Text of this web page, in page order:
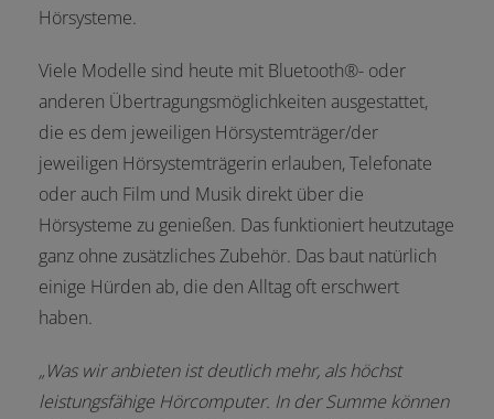
Hörsysteme.
Viele Modelle sind heute mit Bluetooth®- oder
anderen Übertragungsmöglichkeiten ausgestattet,
die es dem jeweiligen Hörsystemträger/der
jeweiligen Hörsystemträgerin erlauben, Telefonate
oder auch Film und Musik direkt über die
Hörsysteme zu genießen. Das funktioniert heutzutage
ganz ohne zusätzliches Zubehör. Das baut natürlich
einige Hürden ab, die den Alltag oft erschwert
haben.
„Was wir anbieten ist deutlich mehr, als höchst
leistungsfähige Hörcomputer. In der Summe können